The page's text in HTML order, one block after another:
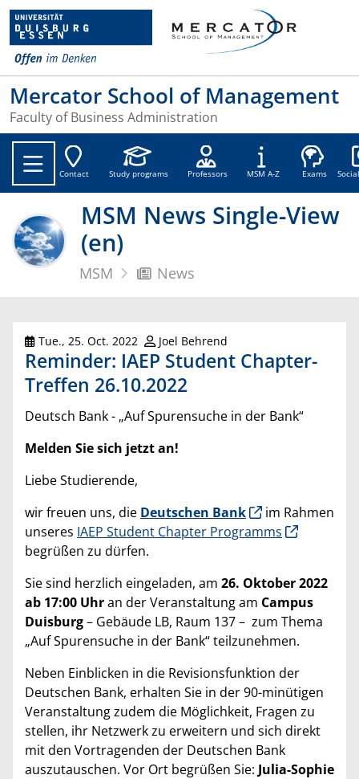
Mercator School of Management
Faculty of Business Administration
Contact Study programs Professors MSM A-Z Exams
MSM News Single-View
(en)
MSM News
Tue., 25. Oct. 2022 Joel Behrend
Reminder: IAEP Student Chapter-
Treffen 26.10.2022
Deutsch Bank - „Auf Spurensuche in der Bank“
Melden Sie sich jetzt an!
Liebe Studierende,
wir freuen uns, die Deutschen Bank
im Rahmen
unseres IAEP Student Chapter Programms
begrüßen zu dürfen.
Sie sind herzlich eingeladen, am 26. Oktober 2022
ab 17:00 Uhran der Veranstaltung am Campus
Duisburg– Gebäude LB, Raum 137 – zum Thema
„Auf Spurensuche in der Bank“ teilzunehmen.
Neben Einblicken in die Revisionsfunktion der
Deutschen Bank, erhalten Sie in der 90-minütigen
Veranstaltung zudem die Möglichkeit, Fragen zu
stellen, ihr Netzwerk zu erweitern und sich direkt
mit den Vortragenden der Deutschen Bank
auszutauschen. Vor Ort begrüßen Sie: Julia-Sophie